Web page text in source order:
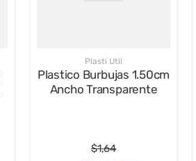
Plasti Util
Plastico Burbujas 1.50cm
Ancho Transparente
$1,64